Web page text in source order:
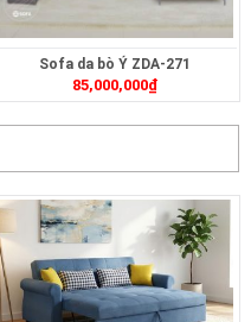
Sofa da bò Ý ZDA-271
85,000,000₫